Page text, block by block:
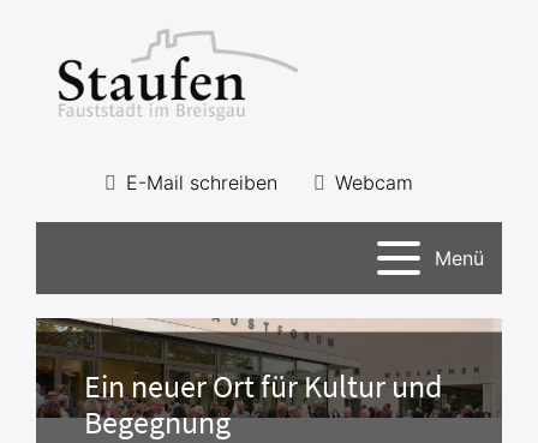
E-Mail schreiben Webcam
Menü
Ein neuer Ort für Kultur und
Begegnung